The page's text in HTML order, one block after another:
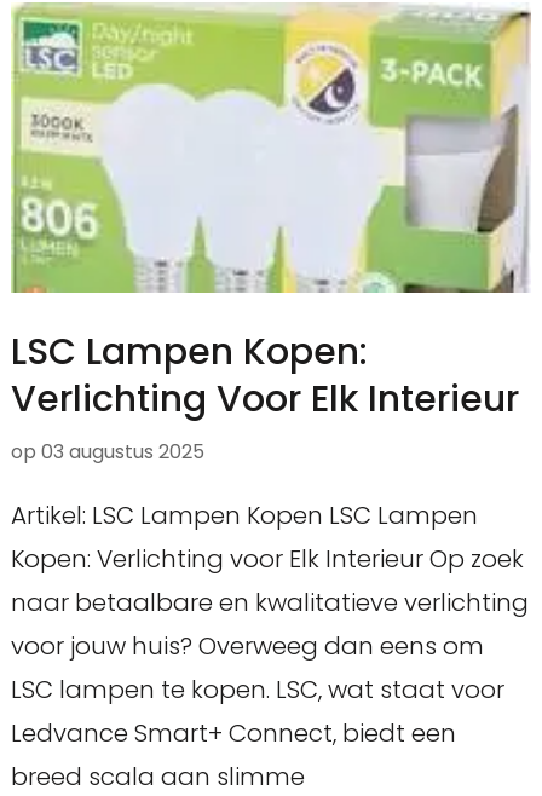
LSC Lampen Kopen:
Verlichting Voor Elk Interieur
op 03 augustus 2025
Artikel: LSC Lampen Kopen LSC Lampen
Kopen: Verlichting voor Elk Interieur Op zoek
naar betaalbare en kwalitatieve verlichting
voor jouw huis? Overweeg dan eens om
LSC lampen te kopen. LSC, wat staat voor
Ledvance Smart+ Connect, biedt een
breed scala aan slimme